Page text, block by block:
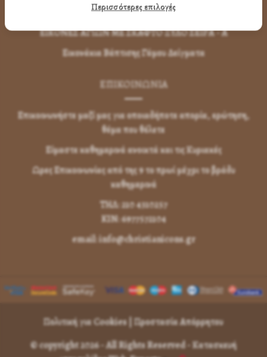
Εικόνες Αγίων με Κορνίζα
ΕΙΚΟΝΕΣ ΑΓΙΩΝ ΜΕ ΣΚΑΦΤΟ ΞΥΛΟ ΣΕΙΡΑ - Α
Εικονάκια Βάπτισης Γάμου Δείγματα
ΕΠΙΚΟΙΝΩΝΊΑ
Επικοινωνήστε μαζί μας για οποιαδήποτε απορία, ερώτηση,
θέμα που θέλετε
Είμαστε καθημερινά ανοικτά και τις Κυριακές
Ωρες Επικοινωνίας από της 9 το πρωί μέχρι το βράδυ
καθημερινά
ΤΗΛ: 210 4310257
KIN: 6977572104
email: info@christianicons.gr
Πολιτική για Cookies Προστασία Απόρρητου
© copyright 2026 - All Rights Reserved - Κατασκευή
Περισσότερες επιλογές